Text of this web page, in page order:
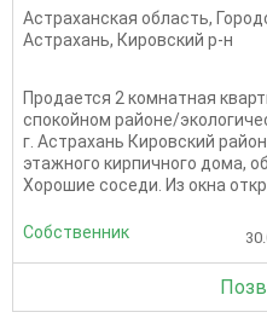
Астраханская область,
Астрахань, Кировский р-н
Продается 2 комнатная
спокойном районе/
г. Астрахань Кировский
этажного кирпичного дома,
Хорошие соседи. Из окна
Собственник